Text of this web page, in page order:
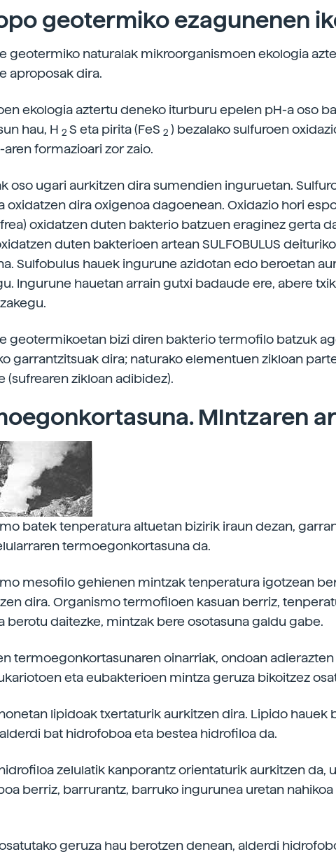
geotermiko ezagunenen
geotermiko naturalak mikroorganismoen ekologia
aproposak dira.
ekologia aztertu deneko iturburu epelen pH-a oso
hau, H 2 S eta pirita (FeS 2 ) bezalako sulfuroen
-aren formazioari zor zaio.
oso ugari aurkitzen dira sumendien inguruetan.
oxidatzen dira oxigenoa dagoenean. Oxidazio hori
oxidatzen duten bakterio batzuen eraginez gerta
duten bakterioen artean SULFOBULUS
Sulfobulus hauek ingurune azidotan edo beroetan
Ingurune hauetan arrain gutxi badaude ere, abere
geotermikoetan bizi diren bakterio termofilo batzuk
garrantzitsuak dira; naturako elementuen zikloan
(sufrearen zikloan adibidez).
MIntzaren
batek tenperatura altuetan bizirik iraun dezan,
termoegonkortasuna da.
mesofilo gehienen mintzak tenperatura igotzean
dira. Organismo termofiloen kasuan berriz,
berotu daitezke, mintzak bere osotasuna galdu gabe.
termoegonkortasunaren oinarriak, ondoan
eta eubakterioen mintza geruza bikoitzez
lipidoak txertaturik aurkitzen dira. Lipido hauek
bat hidrofoboa eta bestea hidrofiloa da.
zelulatik kanporantz orientaturik aurkitzen da,
berriz, barrurantz, barruko ingurunea uretan
geruza hau berotzen denean, alderdi